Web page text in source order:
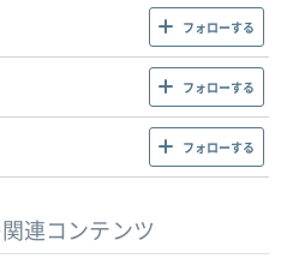
フォローする
フォローする
フォローする
連コンテンツ